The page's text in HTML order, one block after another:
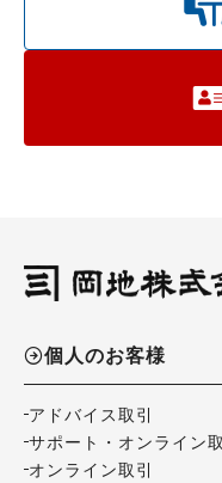
個人のお客様
アドバイス取引
サポート・オンライン
オンライン取引